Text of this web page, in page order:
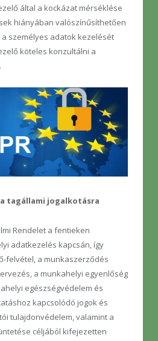
által a kockázat mérséklése
hiányában valószínűsíthetően
személyes adatok kezelését
köteles konzultálni a
tagállami jogalkotásra
Rendelet a fentieken
adatkezelés kapcsán, így
felvétel, a munkaszerződés
a munkahelyi egyenlőség
egészségvédelem és
kapcsolódó jogok és
tulajdonvédelem, valamint a
céljából kifejezetten